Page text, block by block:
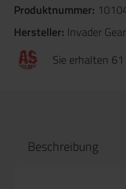
Produktnummer:
Hersteller: Invader Gear
Sie erhalten
Beschreibung